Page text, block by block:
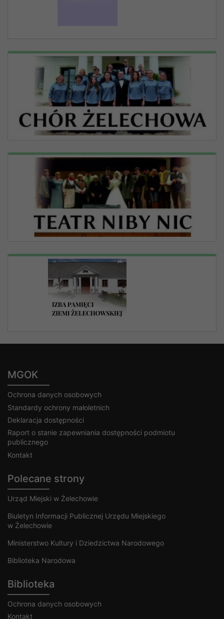
MGOK
Ochrona danych osobowych
Standardy ochrony małoletnich
Deklaracja dostępności
Raport o stanie zapewniania dostępności podmiotu
publicznego
Kontakt
Polecane strony
Urząd Miejski w Żelechowie
Biuletyn Informacji Publicznej Urzędu Miejskiego
w Żelechowie
Ministerstwo Kultury i Dziedzictwa Narodowego
Biblioteka Narodowa
Biblioteka
Ochrona danych osobowych
Kontakt